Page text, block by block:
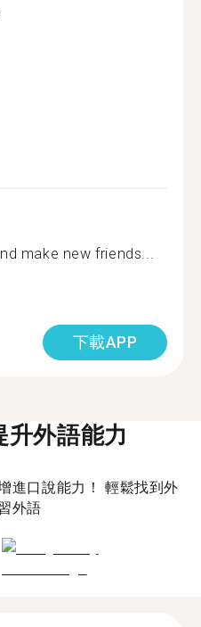
make new friends...
下載APP
升外語能力
進口說能力！ 輕鬆找到外
外語